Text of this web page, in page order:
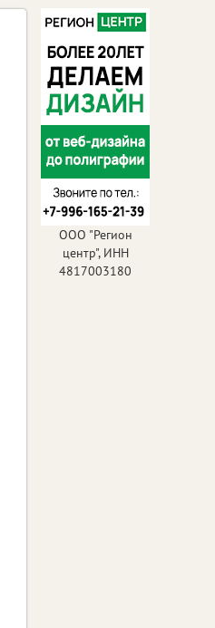
ООО "Регион
центр", ИНН
4817003180